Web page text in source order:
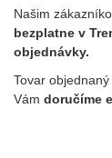
Našim
bezplatne v
objednávky.
Tovar
Vám doručíme